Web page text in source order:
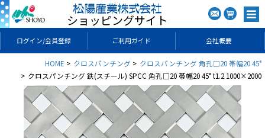
ショッピングサイト
ログイン/会員登録 ご利用ガイド 会社概要
HOME クロスパンチング
クロスパンチング 角孔□20 帯幅20 45°
クロスパンチング 鉄(スチール) SPCC 角孔□20 帯幅20 45° t1.2 1000×2000